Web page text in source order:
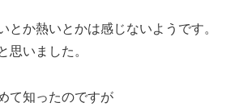
とか熱いとかは感じないようです。
思いました。
て知ったのですが